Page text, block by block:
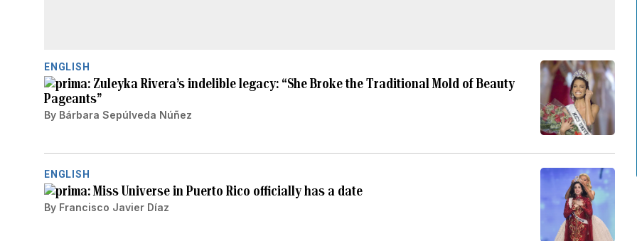
ENGLISH
Zuleyka Rivera’s indelible legacy: “She Broke the Traditional Mold of Beauty
Pageants”
By Bárbara Sepúlveda Núñez
ENGLISH
Miss Universe in Puerto Rico officially has a date
By Francisco Javier Díaz